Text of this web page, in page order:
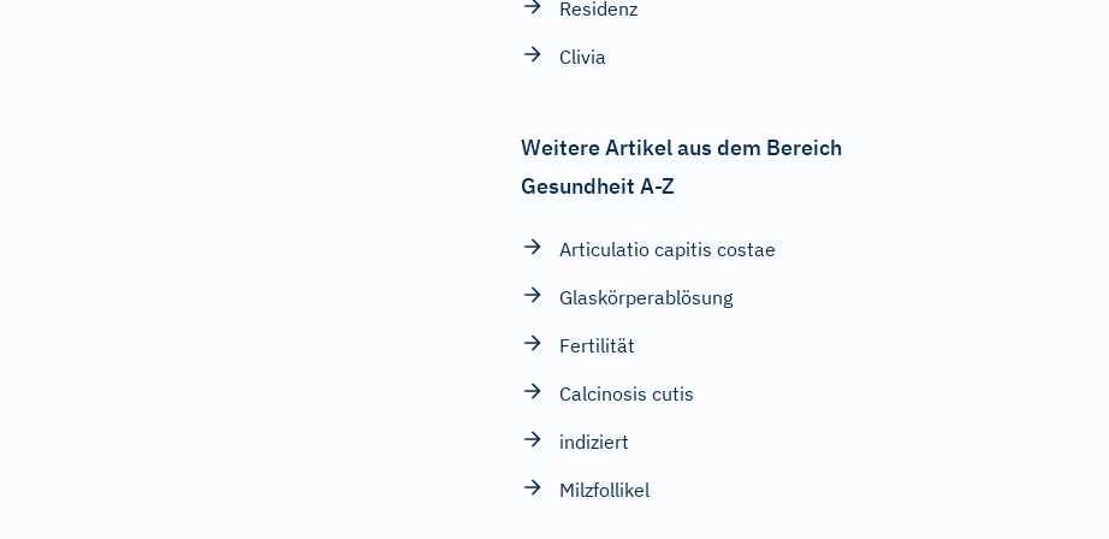
Residenz
Clivia
Weitere Artikel aus dem Bereich
Gesundheit A-Z
Articulatio capitis costae
Glaskörperablösung
Fertilität
Calcinosis cutis
indiziert
Milzfollikel